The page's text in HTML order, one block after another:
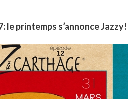
le printemps s’annonce Jazzy!